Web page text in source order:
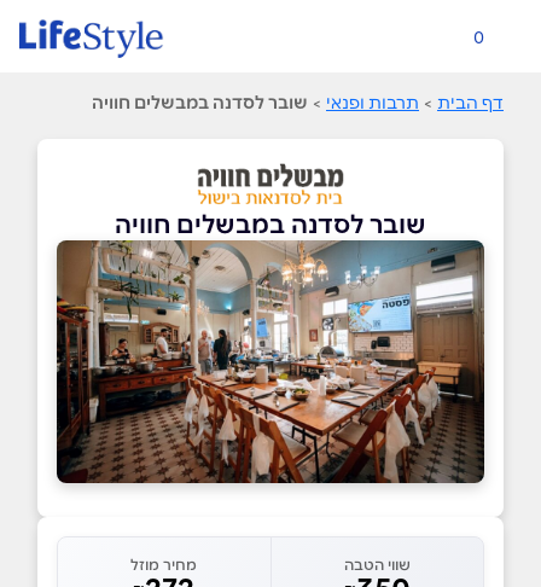
0
דף הבית > תרבות ופנאי > שובר לסדנה במבשלים חוויה
שובר לסדנה במבשלים חוויה
שווי הטבה מחיר מוזל